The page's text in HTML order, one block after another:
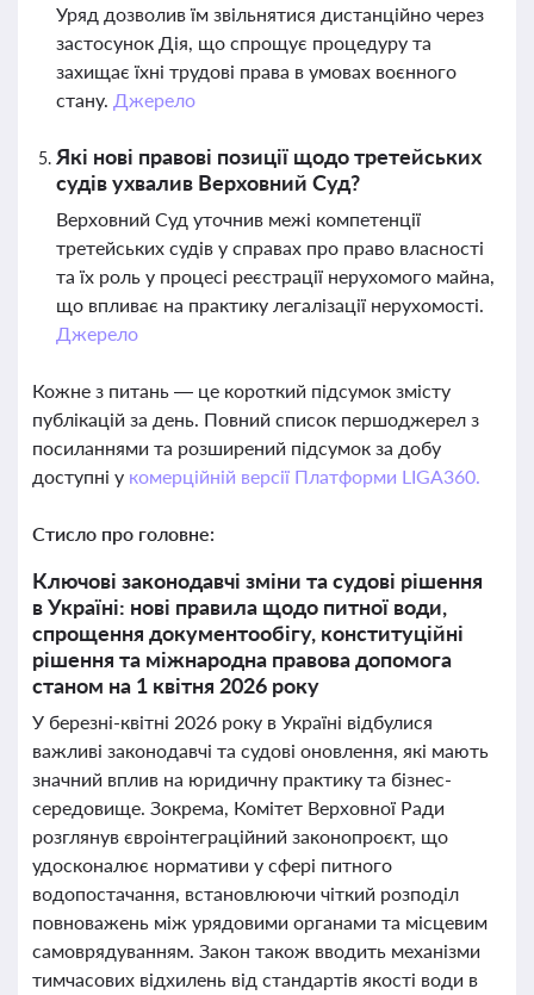
Уряд дозволив їм звільнятися дистанційно через
застосунок Дія, що спрощує процедуру та
захищає їхні трудові права в умовах воєнного
стану. Джерело
Які нові правові позиції щодо третейських
судів ухвалив Верховний Суд?
Верховний Суд уточнив межі компетенції
третейських судів у справах про право власності
та їх роль у процесі реєстрації нерухомого майна,
що впливає на практику легалізації нерухомості.
Джерело
Кожне з питань — це короткий підсумок змісту
публікацій за день. Повний список першоджерел з
посиланнями та розширений підсумок за добу
доступні у комерційній версії Платформи LIGA360.
Стисло про головне:
Ключові законодавчі зміни та судові рішення
в Україні: нові правила щодо питної води,
спрощення документообігу, конституційні
рішення та міжнародна правова допомога
станом на 1 квітня 2026 року
У березні-квітні 2026 року в Україні відбулися
важливі законодавчі та судові оновлення, які мають
значний вплив на юридичну практику та бізнес-
середовище. Зокрема, Комітет Верховної Ради
розглянув євроінтеграційний законопроєкт, що
удосконалює нормативи у сфері питного
водопостачання, встановлюючи чіткий розподіл
повноважень між урядовими органами та місцевим
самоврядуванням. Закон також вводить механізми
тимчасових відхилень від стандартів якості води в